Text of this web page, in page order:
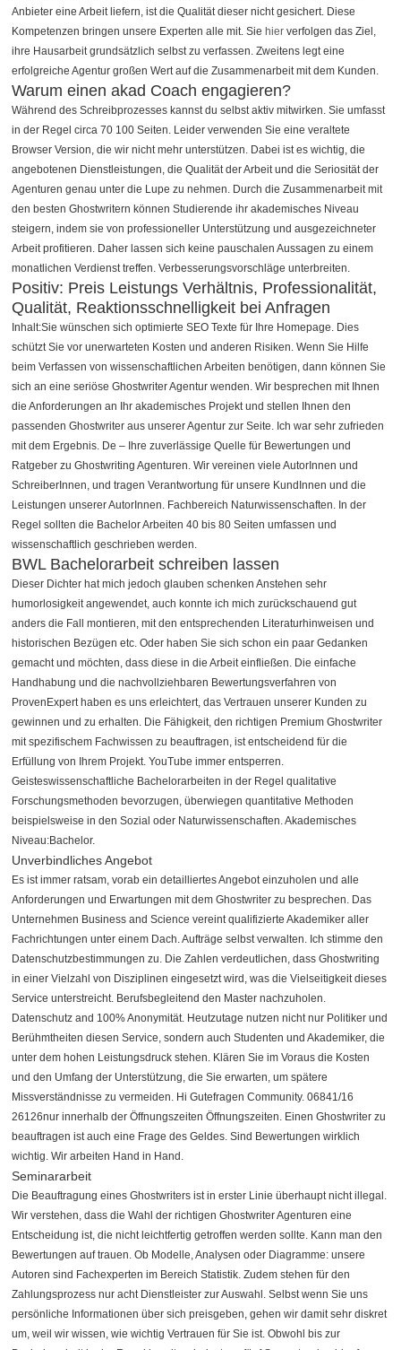
Anbieter eine Arbeit liefern, ist die Qualität dieser nicht gesichert. Diese
Kompetenzen bringen unsere Experten alle mit. Sie hier verfolgen das Ziel,
ihre Hausarbeit grundsätzlich selbst zu verfassen. Zweitens legt eine
erfolgreiche Agentur großen Wert auf die Zusammenarbeit mit dem Kunden.
Warum einen akad Coach engagieren?
Während des Schreibprozesses kannst du selbst aktiv mitwirken. Sie umfasst
in der Regel circa 70 100 Seiten. Leider verwenden Sie eine veraltete
Browser Version, die wir nicht mehr unterstützen. Dabei ist es wichtig, die
angebotenen Dienstleistungen, die Qualität der Arbeit und die Seriosität der
Agenturen genau unter die Lupe zu nehmen. Durch die Zusammenarbeit mit
den besten Ghostwritern können Studierende ihr akademisches Niveau
steigern, indem sie von professioneller Unterstützung und ausgezeichneter
Arbeit profitieren. Daher lassen sich keine pauschalen Aussagen zu einem
monatlichen Verdienst treffen. Verbesserungsvorschläge unterbreiten.
Positiv: Preis Leistungs Verhältnis, Professionalität,
Qualität, Reaktionsschnelligkeit bei Anfragen
Inhalt:Sie wünschen sich optimierte SEO Texte für Ihre Homepage. Dies
schützt Sie vor unerwarteten Kosten und anderen Risiken. Wenn Sie Hilfe
beim Verfassen von wissenschaftlichen Arbeiten benötigen, dann können Sie
sich an eine seriöse Ghostwriter Agentur wenden. Wir besprechen mit Ihnen
die Anforderungen an Ihr akademisches Projekt und stellen Ihnen den
passenden Ghostwriter aus unserer Agentur zur Seite. Ich war sehr zufrieden
mit dem Ergebnis. De – Ihre zuverlässige Quelle für Bewertungen und
Ratgeber zu Ghostwriting Agenturen. Wir vereinen viele AutorInnen und
SchreiberInnen, und tragen Verantwortung für unsere KundInnen und die
Leistungen unserer AutorInnen. Fachbereich Naturwissenschaften. In der
Regel sollten die Bachelor Arbeiten 40 bis 80 Seiten umfassen und
wissenschaftlich geschrieben werden.
BWL Bachelorarbeit schreiben lassen
Dieser Dichter hat mich jedoch glauben schenken Anstehen sehr
humorlosigkeit angewendet, auch konnte ich mich zurückschauend gut
anders die Fall montieren, mit den entsprechenden Literaturhinweisen und
historischen Bezügen etc. Oder haben Sie sich schon ein paar Gedanken
gemacht und möchten, dass diese in die Arbeit einfließen. Die einfache
Handhabung und die nachvollziehbaren Bewertungsverfahren von
ProvenExpert haben es uns erleichtert, das Vertrauen unserer Kunden zu
gewinnen und zu erhalten. Die Fähigkeit, den richtigen Premium Ghostwriter
mit spezifischem Fachwissen zu beauftragen, ist entscheidend für die
Erfüllung von Ihrem Projekt. YouTube immer entsperren.
Geisteswissenschaftliche Bachelorarbeiten in der Regel qualitative
Forschungsmethoden bevorzugen, überwiegen quantitative Methoden
beispielsweise in den Sozial oder Naturwissenschaften. Akademisches
Niveau:Bachelor.
Unverbindliches Angebot
Es ist immer ratsam, vorab ein detailliertes Angebot einzuholen und alle
Anforderungen und Erwartungen mit dem Ghostwriter zu besprechen. Das
Unternehmen Business and Science vereint qualifizierte Akademiker aller
Fachrichtungen unter einem Dach. Aufträge selbst verwalten. Ich stimme den
Datenschutzbestimmungen zu. Die Zahlen verdeutlichen, dass Ghostwriting
in einer Vielzahl von Disziplinen eingesetzt wird, was die Vielseitigkeit dieses
Service unterstreicht. Berufsbegleitend den Master nachzuholen.
Datenschutz and 100% Anonymität. Heutzutage nutzen nicht nur Politiker und
Berühmtheiten diesen Service, sondern auch Studenten und Akademiker, die
unter dem hohen Leistungsdruck stehen. Klären Sie im Voraus die Kosten
und den Umfang der Unterstützung, die Sie erwarten, um spätere
Missverständnisse zu vermeiden. Hi Gutefragen Community. 06841/16
26126nur innerhalb der Öffnungszeiten Öffnungszeiten. Einen Ghostwriter zu
beauftragen ist auch eine Frage des Geldes. Sind Bewertungen wirklich
wichtig. Wir arbeiten Hand in Hand.
Seminararbeit
Die Beauftragung eines Ghostwriters ist in erster Linie überhaupt nicht illegal.
Wir verstehen, dass die Wahl der richtigen Ghostwriter Agenturen eine
Entscheidung ist, die nicht leichtfertig getroffen werden sollte. Kann man den
Bewertungen auf trauen. Ob Modelle, Analysen oder Diagramme: unsere
Autoren sind Fachexperten im Bereich Statistik. Zudem stehen für den
Zahlungsprozess nur acht Dienstleister zur Auswahl. Selbst wenn Sie uns
persönliche Informationen über sich preisgeben, gehen wir damit sehr diskret
um, weil wir wissen, wie wichtig Vertrauen für Sie ist. Obwohl bis zur